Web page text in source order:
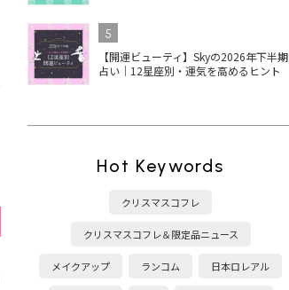
5
【開運ビューティ】Skyの2026年下半期
占い｜12星座別・運気を高めるヒント
Hot Keywords
クリスマスコフレ
クリスマスコフレ＆限定品ニュース
メイクアップ ランコム 日本ロレアル